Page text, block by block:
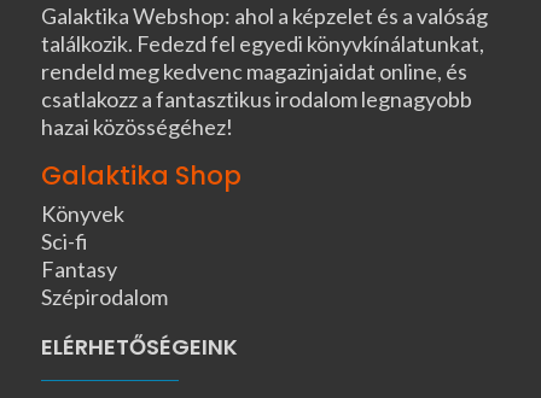
Galaktika Webshop: ahol a képzelet és a valóság
találkozik. Fedezd fel egyedi könyvkínálatunkat,
rendeld meg kedvenc magazinjaidat online, és
csatlakozz a fantasztikus irodalom legnagyobb
hazai közösségéhez!
Galaktika Shop
Könyvek
Sci-fi
Fantasy
Szépirodalom
ELÉRHETŐSÉGEINK